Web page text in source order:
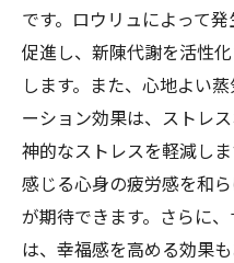
です。ロウリュによって
促進し、新陳代謝を活性
します。また、心地よい
ーション効果は、ストレ
神的なストレスを軽減し
感じる心身の疲労感を和
が期待できます。さらに
は、幸福感を高める効果